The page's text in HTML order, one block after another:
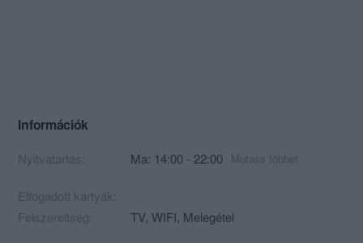
Információk
Nyitvatartás: Ma: 14:00 - 22:00 Mutass többet
Elfogadott kártyák:
Felszereltség:
TV, WIFI, Melegétel